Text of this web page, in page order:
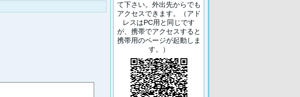
て下さい。外出先からでも
アクセスできます。（アド
レスはPC用と同じです
が、携帯でアクセスすると
携帯用のページが起動しま
す。）